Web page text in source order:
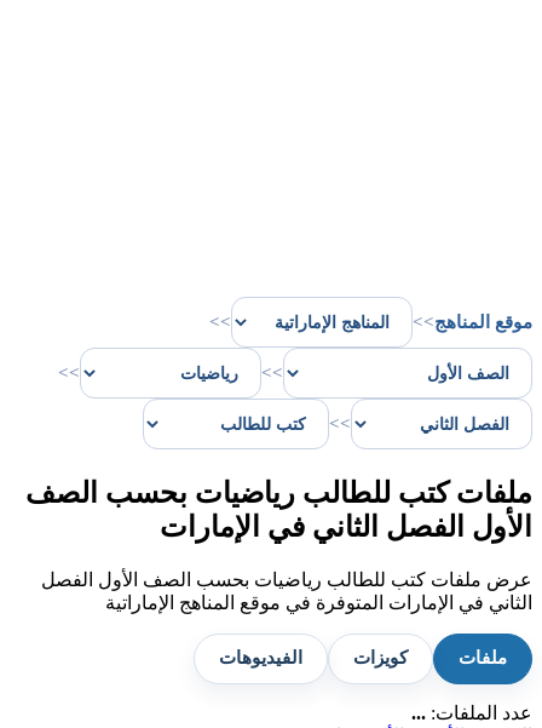
موقع المناهج>>
>>
>>
>>
>>
ملفات كتب للطالب رياضيات بحسب الصف
الأول الفصل الثاني في الإمارات
عرض ملفات كتب للطالب رياضيات بحسب الصف الأول الفصل
الثاني في الإمارات المتوفرة في موقع المناهج الإماراتية
ملفات كويزات الفيديوهات
عدد الملفات: ...